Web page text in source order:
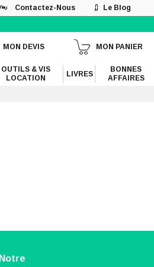
Contactez-Nous Le Blog
MON DEVIS MON PANIER
OUTILS & VIS
LOCATION
LIVRES
BONNES
AFFAIRES
Notre